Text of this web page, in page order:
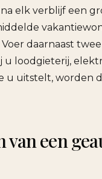
elk verblijf een
daarnaast
loodgieterij,
u uitstelt, worden
van een